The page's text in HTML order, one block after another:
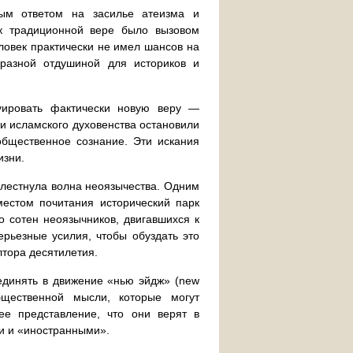
ответом на засилье атеизма и
традиционной вере было вызовом
практически не имел шансов на
отдушиной для историков и
фактически новую веру —
духовенства остановили
сознание. Эти искания
волна неоязычества. Одним
почитания исторический парк
сотен неоязычников, двигавшихся к
усилия, чтобы обуздать это
десятилетия.
в движение «нью эйдж» (new
мысли, которые могут
представление, что они верят в
и «иностранными».